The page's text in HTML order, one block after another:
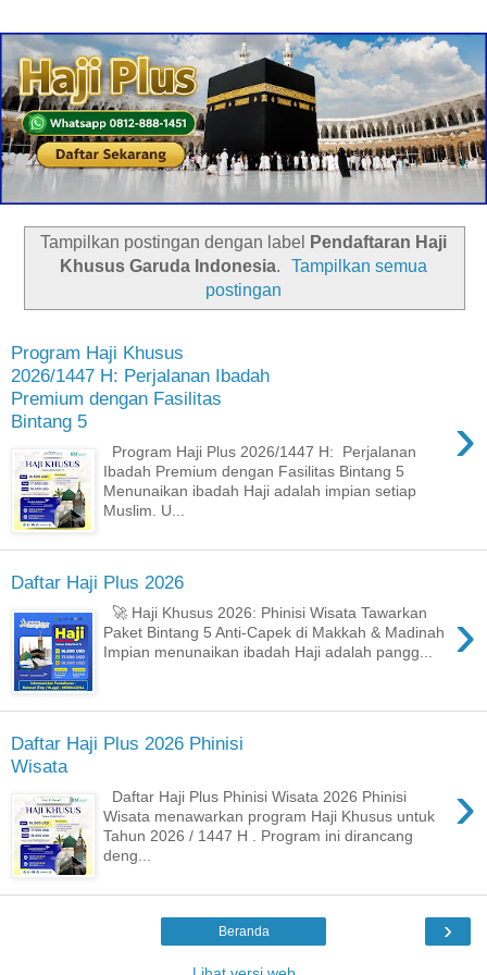
Tampilkan postingan dengan label
Pendaftaran Haji
Khusus Garuda Indonesia.
Tampilkan semua
postingan
Program Haji Khusus
2026/1447 H: Perjalanan Ibadah
Premium dengan Fasilitas
Bintang 5
›
Program Haji Plus 2026/1447 H: Perjalanan
Ibadah Premium dengan Fasilitas Bintang 5
Menunaikan ibadah Haji adalah impian setiap
Muslim. U...
Daftar Haji Plus 2026
›
🚀 Haji Khusus 2026: Phinisi Wisata Tawarkan
Paket Bintang 5 Anti-Capek di Makkah & Madinah
Impian menunaikan ibadah Haji adalah pangg...
Daftar Haji Plus 2026 Phinisi
Wisata
›
Daftar Haji Plus Phinisi Wisata 2026 Phinisi
Wisata menawarkan program Haji Khusus untuk
Tahun 2026 / 1447 H . Program ini dirancang
deng...
›
Beranda